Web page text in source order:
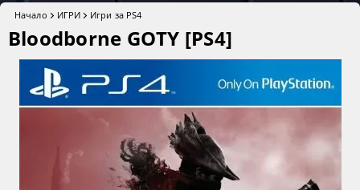
Начало ИГРИ Игри за PS4
Bloodborne GOTY [PS4]